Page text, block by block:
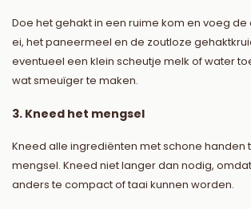
Doe het gehakt in een ruime kom en voeg
ei, het paneermeel en de zoutloze
eventueel een klein scheutje melk of water
wat smeuïger te maken.
3. Kneed het mengsel
Kneed alle ingrediënten met schone handen
mengsel. Kneed niet langer dan nodig,
anders te compact of taai kunnen worden.